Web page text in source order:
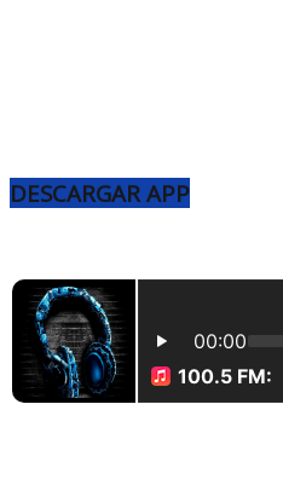
DESCARGAR APP